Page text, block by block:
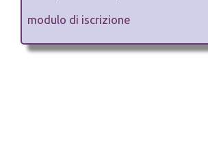
modulo di iscrizione